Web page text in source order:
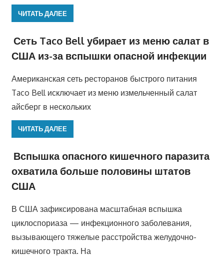
ЧИТАТЬ ДАЛЕЕ
Сеть Taco Bell убирает из меню салат в
США из-за вспышки опасной инфекции
Американская сеть ресторанов быстрого питания
Taco Bell исключает из меню измельченный салат
айсберг в нескольких
ЧИТАТЬ ДАЛЕЕ
Вспышка опасного кишечного паразита
охватила больше половины штатов
США
В США зафиксирована масштабная вспышка
циклоспориаза — инфекционного заболевания,
вызывающего тяжелые расстройства желудочно-
кишечного тракта. На